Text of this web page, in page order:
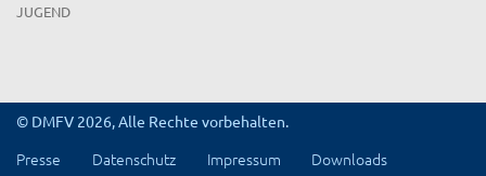
JUGEND
© DMFV 2026, Alle Rechte vorbehalten.
Presse Datenschutz Impressum
Downloads